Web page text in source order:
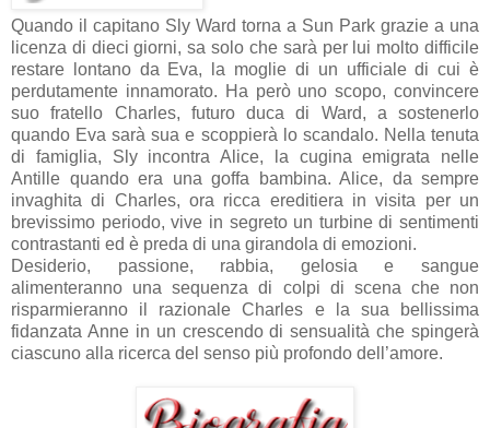
Quando il capitano Sly Ward torna a Sun Park grazie a una
licenza di dieci giorni, sa solo che sarà per lui molto difficile
restare lontano da Eva, la moglie di un ufficiale di cui è
perdutamente innamorato. Ha però uno scopo, convincere
suo fratello Charles, futuro duca di Ward, a sostenerlo
quando Eva sarà sua e scoppierà lo scandalo. Nella tenuta
di famiglia, Sly incontra Alice, la cugina emigrata nelle
Antille quando era una goffa bambina. Alice, da sempre
invaghita di Charles, ora ricca ereditiera in visita per un
brevissimo periodo, vive in segreto un turbine di sentimenti
contrastanti ed è preda di una girandola di emozioni.
Desiderio, passione, rabbia, gelosia e sangue
alimenteranno una sequenza di colpi di scena che non
risparmieranno il razionale Charles e la sua bellissima
fidanzata Anne in un crescendo di sensualità che spingerà
ciascuno alla ricerca del senso più profondo dell’amore.